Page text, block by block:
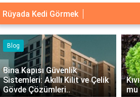
Rüyada Kedi Görmek
Kıvırcık Marul mu, Düz Marul
mu Daha Faydalı?
‹